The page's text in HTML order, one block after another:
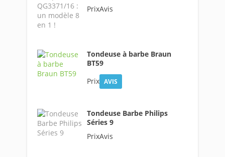
PrixAvis
Tondeuse à barbe Braun
BT59
Prix AVIS
Tondeuse Barbe Philips
Séries 9
PrixAvis